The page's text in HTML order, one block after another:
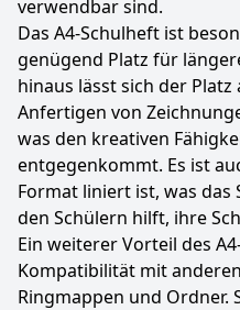
verwendbar sind.
Das A4-Schulheft ist
genügend Platz für
hinaus lässt sich der
Anfertigen von
was den kreativen
entgegenkommt. Es ist
Format liniert ist, was
den Schülern hilft, ihre
Ein weiterer Vorteil des
Kompatibilität mit
Ringmappen und Ordner.